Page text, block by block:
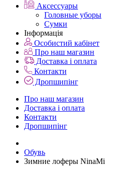
Аксессуары
Головные уборы
Сумки
Інформація
Особистий кабінет
Про наш магазин
Доставка і оплата
Контакти
Дропшипінг
Про наш магазин
Доставка і оплата
Контакти
Дропшипінг
Обувь
Зимние лоферы NinaMi